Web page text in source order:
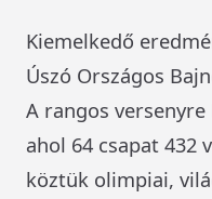
Kiemelkedő
Úszó Országos
A rangos
ahol 64 csapat 432
köztük olimpiai,